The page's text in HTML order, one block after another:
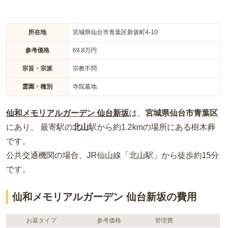
所在地 宮城県仙台市青葉区新坂町4-10
参考価格 69.8万円
宗旨・宗派 宗教不問
霊園・種別 寺院墓地
仙和メモリアルガーデン 仙台新坂は、 宮城県仙台市青葉区
にあり、 最寄駅の北山駅から約1.2kmの場所にある樹木葬
です。
公共交通機関の場合 、JR仙山線「北山駅」から徒歩約15分
です。
仙和メモリアルガーデン 仙台新坂の費用
お墓タイプ 参考価格 管理費